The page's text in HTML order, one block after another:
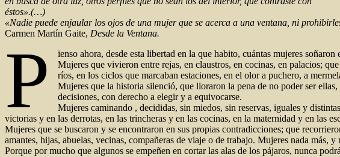
éstos».(…)
«Nadie puede enjaular los ojos de una mujer que se acerca a una ventana, ni
Carmen Martín Gaite, Desde la Ventana.
P
ienso ahora, desde esta libertad en la que habito, cuántas mujeres
Mujeres que vivieron entre rejas, en claustros, en cocinas, en palacios;
ríos, en los ciclos que marcaban estaciones, en el olor a puchero, a
Mujeres que la historia silenció, que lloraron la pena de no poder ser
decisiones, con derecho a elegir y a equivocarse.
Mujeres caminando , decididas, sin miedos, sin reservas, iguales y
victorias y en las derrotas, en las trincheras y en las cocinas, en la maternidad y en las
Mujeres que se buscaron y se encontraron en sus propias contradicciones; que
amantes, hijas, abuelas, vecinas, compañeras de viaje o de trabajo. Mujeres nada más,
Porque por mucho que algunos se empeñen en cortar las alas de los pájaros, nunca